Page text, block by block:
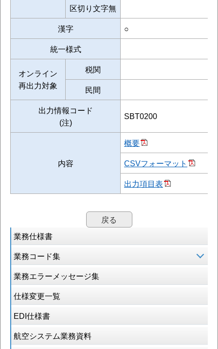
業務仕様書
業務コード集
業務エラーメッセージ集
仕様変更一覧
EDI仕様書
航空システム業務資料
区切り文字無
漢字
○
統一様式
オンライン
再出力対象
税関
民間
出力情報コード
(注)
SBT0200
内容
概要
CSVフォーマット
出力項目表
戻る